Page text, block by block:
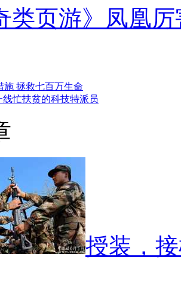
类页游》凤凰
施 拯救七百万生命
线忙扶贫的科技特派员
授装，